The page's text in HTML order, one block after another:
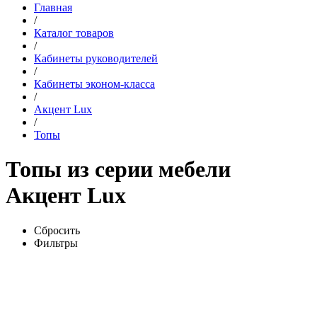
Главная
/
Каталог товаров
/
Кабинеты руководителей
/
Кабинеты эконом-класса
/
Акцент Lux
/
Топы
Топы из серии мебели
Акцент Lux
Сбросить
Фильтры